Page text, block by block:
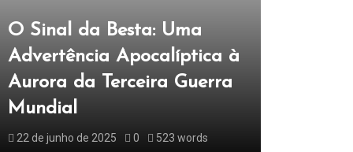
O Sinal da Besta: Uma
Advertência Apocalíptica à
Aurora da Terceira Guerra
Mundial
22 de junho de 2025 0 523 words